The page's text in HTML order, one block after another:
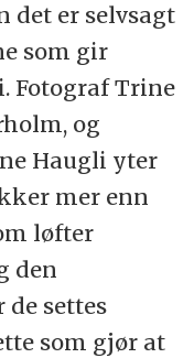
det er selvsagt
som gir
Fotograf Trine
og
Haugli yter
mer enn
løfter
den
settes
som gjør at